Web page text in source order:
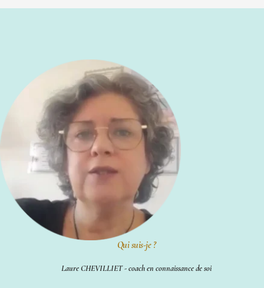
Qui suis-je ?
Laure CHEVILLIET - coach en connaissance de soi